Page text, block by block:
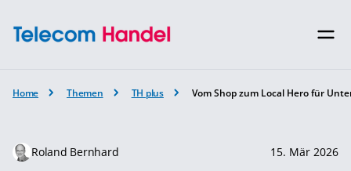
Home Themen TH plus Vom Shop zum Local Hero für
Roland Bernhard 15. Mär 2026